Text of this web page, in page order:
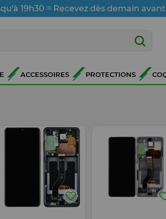
19h30 = Recevez dès demain avant
ACCESSOIRES PROTECTIONS